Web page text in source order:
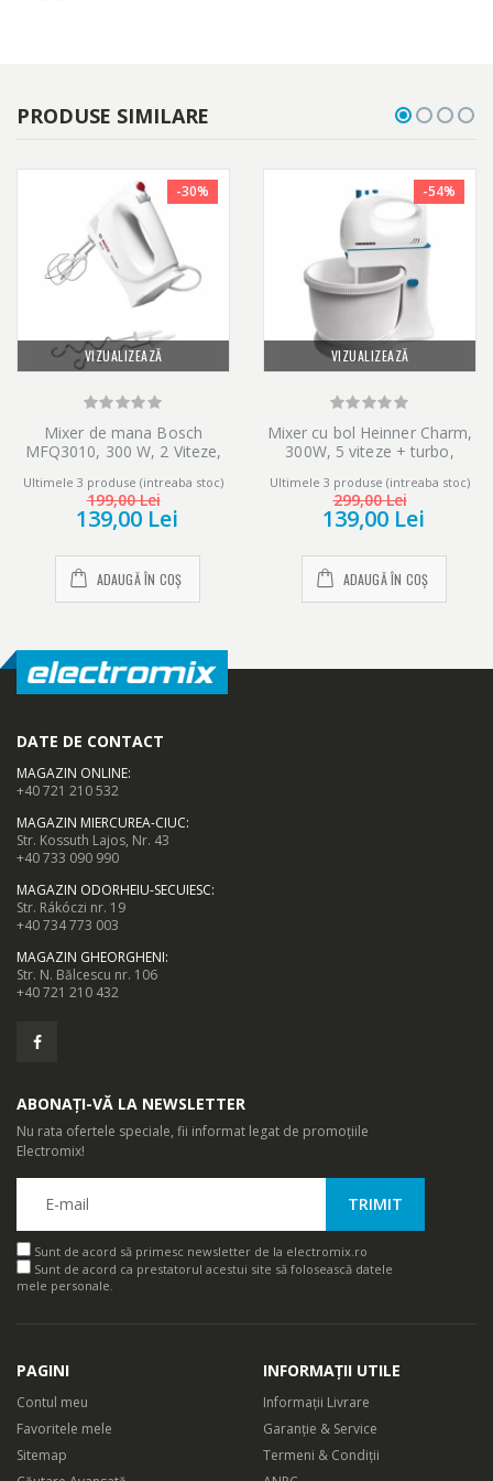
SIGURANTA
alimentele nu contine BPA
VERSATILITATE
• 2 spirale robuste din otel inoxidabil pentru framantarea fara
PRODUSE SIMILARE
VIZUALIZEAZĂ
-30%
Mixer de mana Bosch
MFQ3010, 300 W, 2 Viteze,
Ultimele 3 produse (intreaba stoc)
199,00 Lei
139,00 Lei
ADAUGĂ ÎN COȘ
VIZUALIZEAZĂ
-54%
Mixer cu bol Heinner Charm,
300W, 5 viteze + turbo,
Ultimele 3 produse (intreaba stoc)
299,00 Lei
139,00 Lei
ADAUGĂ ÎN COȘ
DATE DE CONTACT
MAGAZIN ONLINE:
+40 721 210 532
MAGAZIN MIERCUREA-CIUC:
Str. Kossuth Lajos, Nr. 43
+40 733 090 990
MAGAZIN ODORHEIU-SECUIESC:
Str. Rákóczi nr. 19
+40 734 773 003
MAGAZIN GHEORGHENI:
Str. N. Bălcescu nr. 106
+40 721 210 432
ABONAȚI-VĂ LA NEWSLETTER
Nu rata ofertele speciale, fii informat legat de promoțiile
Electromix!
Sunt de acord să primesc newsletter de la electromix.ro
Sunt de acord ca prestatorul acestui site să folosească datele
mele personale.
PAGINI
Contul meu
Favoritele mele
Sitemap
INFORMAȚII UTILE
Informații Livrare
Garanție & Service
Termeni & Condiții